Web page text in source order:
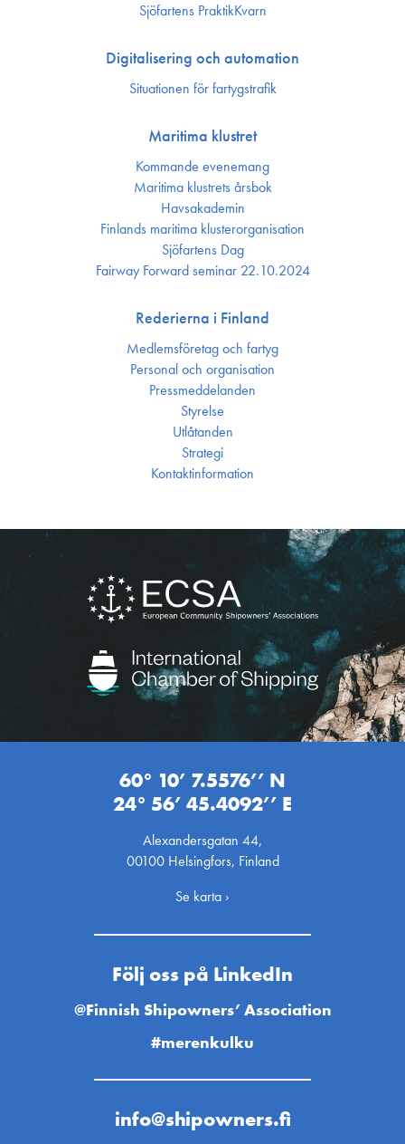
Sjöfartens PraktikKvarn
Digitalisering och automation
Situationen för fartygstrafik
Maritima klustret
Kommande evenemang
Maritima klustrets årsbok
Havsakademin
Finlands maritima kluster­organisation
Sjöfartens Dag
Fairway Forward seminar 22.10.2024
Rederierna i Finland
Medlemsföretag och fartyg
Personal och organisation
Press­meddelanden
Styrelse
Utlåtanden
Strategi
Kontakt­information
60° 10’ 7.5576’’ N
24° 56’ 45.4092’’ E
Alexandersgatan 44,
00100 Helsingfors, Finland
Se karta ›
Följ oss på LinkedIn
@Finnish Shipowners’ Association
#merenkulku
info@shipowners.fi